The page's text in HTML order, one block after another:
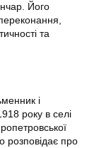
Його
та
і
року в селі
розповідає про